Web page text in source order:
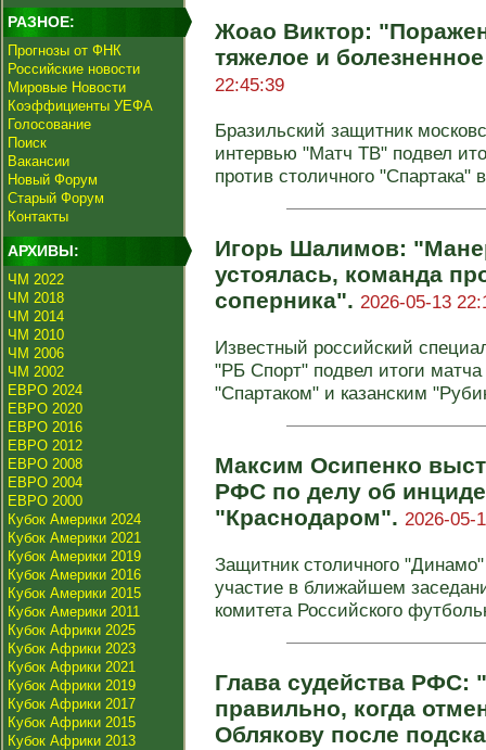
РАЗНОЕ:
Прогнозы от ФНК
Российские новости
Мировые Новости
Коэффициенты УЕФА
Голосование
Поиск
Вакансии
Новый Форум
Старый Форум
Контакты
АРХИВЫ:
ЧМ 2022
ЧМ 2018
ЧМ 2014
ЧМ 2010
ЧМ 2006
ЧМ 2002
ЕВРО 2024
ЕВРО 2020
ЕВРО 2016
ЕВРО 2012
ЕВРО 2008
ЕВРО 2004
ЕВРО 2000
Кубок Америки 2024
Кубок Америки 2021
Кубок Америки 2019
Кубок Америки 2016
Кубок Америки 2015
Кубок Америки 2011
Кубок Африки 2025
Кубок Африки 2023
Кубок Африки 2021
Кубок Африки 2019
Кубок Африки 2017
Кубок Африки 2015
Кубок Африки 2013
Жоао Виктор:
тяжелое и
22:45:39
Бразильский защитник
интервью "Матч ТВ" подвел
против столичного "Спартака"
Игорь Шалимов:
устоялась, команда
соперника". 2026-05-13
Известный российский
"РБ Спорт" подвел итоги
"Спартаком" и казанским
Максим Осипенко
РФС по делу об
"Краснодаром". 2026-05-
Защитник столичного
участие в ближайшем
комитета Российского
Глава судейства РФС:
правильно, когда
Облякову после